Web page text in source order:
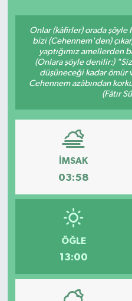
Onlar (kâfirler) orada şöyle
bizi (Cehennem'den)
yaptığımız amellerden
(Onlara şöyle denilir:)
düşüneceği kadar ömür
Cehennem azâbından
(Fâtır
İMSAK
03:58
ÖĞLE
13:00